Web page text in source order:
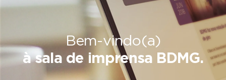
Bem-vindo(a)
à sala de imprensa BDMG.